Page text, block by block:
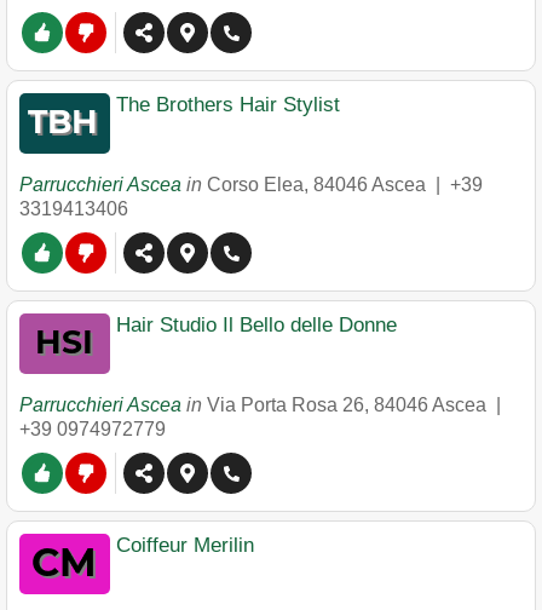
The Brothers Hair Stylist
Parrucchieri Ascea in Corso Elea, 84046 Ascea
+39
3319413406
Hair Studio Il Bello delle Donne
Parrucchieri Ascea in Via Porta Rosa 26, 84046 Ascea
+39 0974972779
Coiffeur Merilin